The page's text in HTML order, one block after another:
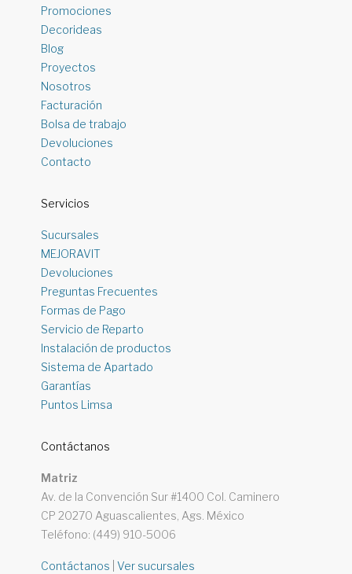
Promociones
Decorideas
Blog
Proyectos
Nosotros
Facturación
Bolsa de trabajo
Devoluciones
Contacto
Servicios
Sucursales
MEJORAVIT
Devoluciones
Preguntas Frecuentes
Formas de Pago
Servicio de Reparto
Instalación de productos
Sistema de Apartado
Garantías
Puntos Limsa
Contáctanos
Matriz
Av. de la Convención Sur #1400 Col. Caminero
CP 20270 Aguascalientes, Ags. México
Teléfono: (449) 910-5006
Contáctanos |Ver sucursales